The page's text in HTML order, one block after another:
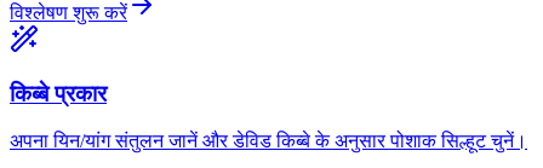
विश्लेषण शुरू करें
किब्बे प्रकार
अपना यिन/यांग संतुलन जानें और डेविड किब्बे के अनुसार पोशाक सिल्हूट चुनें।